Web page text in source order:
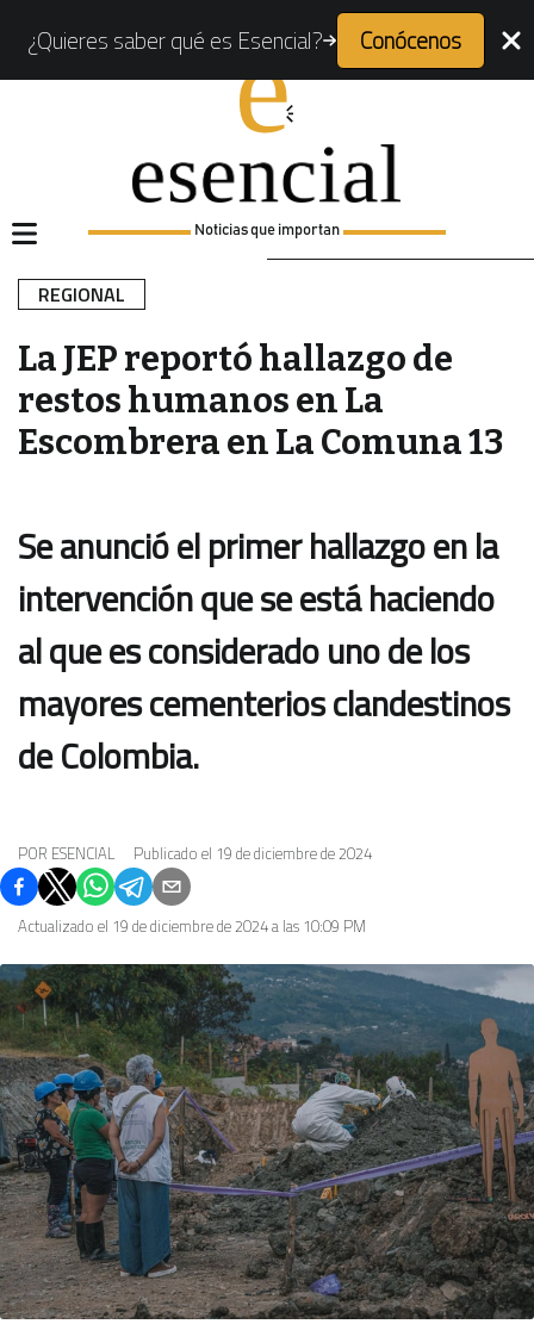
¿Quieres saber qué es Esencial? Conócenos
Noticias que importan
REGIONAL
La JEP reportó hallazgo de
restos humanos en La
Escombrera en La Comuna 13
Se anunció el primer hallazgo en la
intervención que se está haciendo
al que es considerado uno de los
mayores cementerios clandestinos
de Colombia.
POR ESENCIAL Publicado el 19 de diciembre de 2024
Actualizado el 19 de diciembre de 2024 a las 10:09 PM